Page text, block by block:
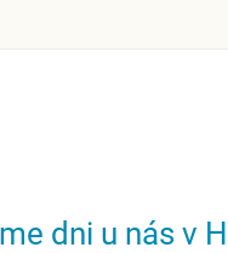
dni u nás v